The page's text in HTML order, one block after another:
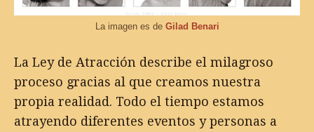
La imagen es de Gilad Benari
La Ley de Atracción describe el milagroso
proceso gracias al que creamos nuestra
propia realidad. Todo el tiempo estamos
atrayendo diferentes eventos y personas a